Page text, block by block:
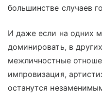
большинстве случаев
И даже если на одних
доминировать, в
межличностные
импровизация,
останутся